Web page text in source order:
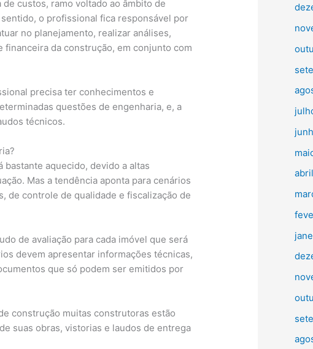
custos, ramo voltado ao âmbito de
o profissional fica responsável por
no planejamento, realizar análises,
da construção, em conjunto com
precisa ter conhecimentos e
questões de engenharia, e, a
técnicos.
bastante aquecido, devido a altas
Mas a tendência aponta para cenários
de controle de qualidade e fiscalização de
de avaliação para cada imóvel que será
devem apresentar informações técnicas,
que só podem ser emitidos por
construção muitas construtoras estão
suas obras, vistorias e laudos de entrega